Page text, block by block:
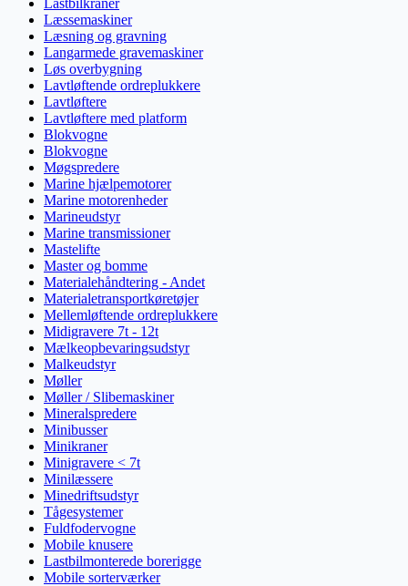
Læssemaskiner
Læsning og gravning
Langarmede gravemaskiner
Løs overbygning
Lavtløftende ordreplukkere
Lavtløftere
Lavtløftere med platform
Blokvogne
Blokvogne
Møgspredere
Marine hjælpemotorer
Marine motorenheder
Marineudstyr
Marine transmissioner
Mastelifte
Master og bomme
Materialehåndtering - Andet
Materialetransportkøretøjer
Mellemløftende ordreplukkere
Midigravere 7t - 12t
Mælkeopbevaringsudstyr
Malkeudstyr
Møller
Møller / Slibemaskiner
Mineralspredere
Minibusser
Minikraner
Minigravere < 7t
Minilæssere
Minedriftsudstyr
Tågesystemer
Fuldfodervogne
Mobile knusere
Lastbilmonterede borerigge
Mobile sorterværker